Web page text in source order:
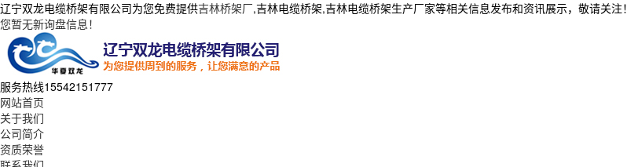
辽宁双龙电缆桥架有限公司为您免费提供吉林桥架厂,吉林电缆桥架,吉林电缆桥架生产厂家等相关信息发布和资讯展示，敬请关注！
您暂无新询盘信息！
服务热线15542151777
网站首页
关于我们
公司简介
资质荣誉